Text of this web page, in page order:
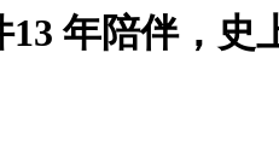
13 年陪伴，